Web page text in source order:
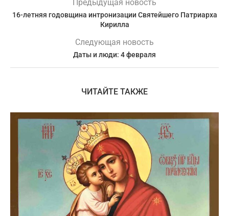
Предыдущая новость
16-летняя годовщина интронизации Святейшего Патриарха
Кирилла
Следующая новость
Даты и люди: 4 февраля
ЧИТАЙТЕ ТАКЖЕ